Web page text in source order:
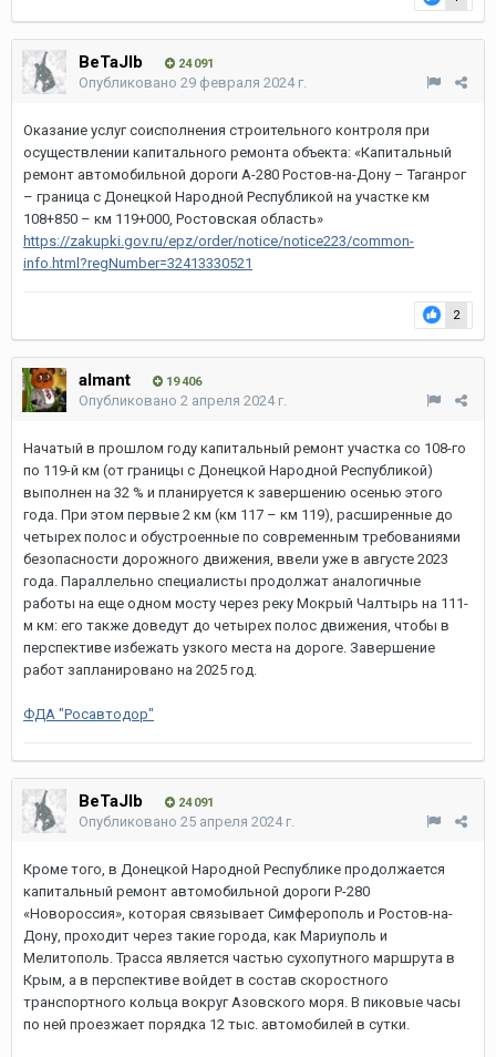
BeTaJIb 24 091
Опубликовано 29 февраля 2024 г.
Оказание услуг соисполнения строительного контроля при
осуществлении капитального ремонта объекта: «Капитальный
ремонт автомобильной дороги А-280 Ростов-на-Дону – Таганрог
– граница с Донецкой Народной Республикой на участке км
108+850 – км 119+000, Ростовская область»
https://zakupki.gov.ru/epz/order/notice/notice223/common-
info.html?regNumber=32413330521
2
almant 19 406
Опубликовано 2 апреля 2024 г.
Начатый в прошлом году капитальный ремонт участка со 108-го
по 119-й км (от границы с Донецкой Народной Республикой)
выполнен на 32 % и планируется к завершению осенью этого
года. При этом первые 2 км (км 117 – км 119), расширенные до
четырех полос и обустроенные по современным требованиями
безопасности дорожного движения, ввели уже в августе 2023
года. Параллельно специалисты продолжат аналогичные
работы на еще одном мосту через реку Мокрый Чалтырь на 111-
м км: его также доведут до четырех полос движения, чтобы в
перспективе избежать узкого места на дороге. Завершение
работ запланировано на 2025 год.
ФДА "Росавтодор"
BeTaJIb 24 091
Опубликовано 25 апреля 2024 г.
Кроме того, в Донецкой Народной Республике продолжается
капитальный ремонт автомобильной дороги Р-280
«Новороссия», которая связывает Симферополь и Ростов-на-
Дону, проходит через такие города, как Мариуполь и
Мелитополь. Трасса является частью сухопутного маршрута в
Крым, а в перспективе войдет в состав скоростного
транспортного кольца вокруг Азовского моря. В пиковые часы
по ней проезжает порядка 12 тыс. автомобилей в сутки.